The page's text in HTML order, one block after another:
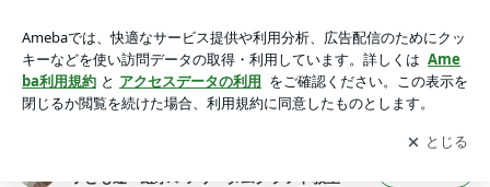
けましょう♡ | アドラー心理学と共に夢を描く♡輝く人生を子
ども達へ継承♡フリーダムクラフト教室
アプリをダウンロードして ブログの更新通知
を受け取りまし
ょう。
開く
子ども達へ継承♡フリーダムクラフト教室